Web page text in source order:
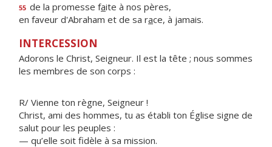
55 de la promesse faite à nos pères,
en faveur d'Abraham et de sa race, à jamais.
INTERCESSION
Adorons le Christ, Seigneur. Il est la tête ; nous sommes
les membres de son corps :
R/ Vienne ton règne, Seigneur !
Christ, ami des hommes, tu as établi ton Église signe de
salut pour les peuples :
— qu’elle soit fidèle à sa mission.